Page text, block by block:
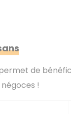
de
!